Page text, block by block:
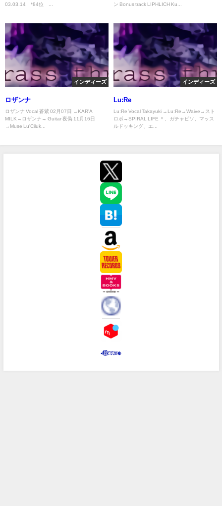
03.03.14 *84位 ...
ン Bonus track LIPHLICH Ku...
インディーズ
ロザンナ
ロザンナ Vocal 蒼紫 02月07日 →KAR'A
MILK→ロザンナ→ Guitar 夜偽 11月16日
→Muse Lu'Ciluk...
インディーズ
Lu:Re
Lu:Re Vocal Takayuki →Lu:Re→Waive→スト
ロボ→SPIRAL LIFE ＊、ガチャピソ、マッス
ルドッキング、エ...